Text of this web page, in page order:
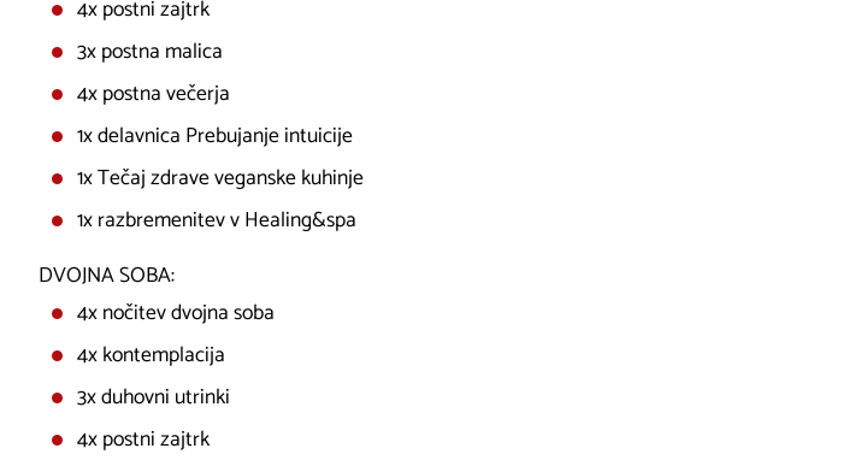
4x postni zajtrk
3x postna malica
4x postna večerja
1x delavnica Prebujanje intuicije
1x Tečaj zdrave veganske kuhinje
1x razbremenitev v Healing&spa
DVOJNA SOBA:
4x nočitev dvojna soba
4x kontemplacija
3x duhovni utrinki
4x postni zajtrk